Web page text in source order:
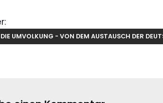
UMVOLKUNG - VON DEM AUSTAUSCH DER